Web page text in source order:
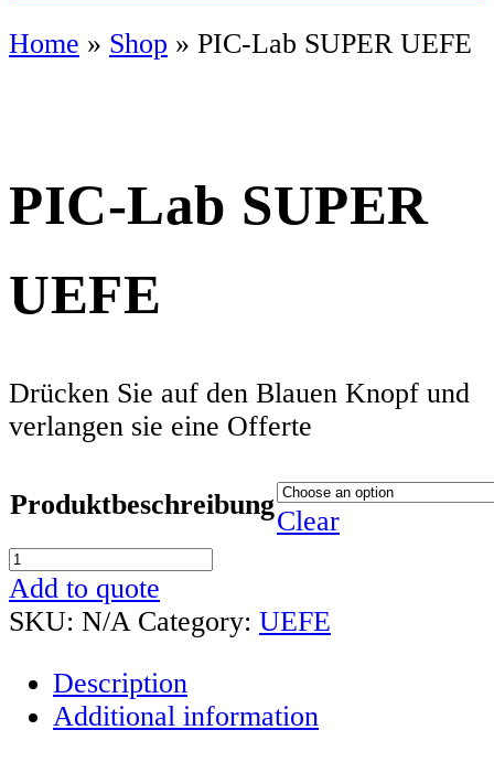
Home » Shop » PIC-Lab SUPER UEFE
PIC-Lab SUPER
UEFE
Drücken Sie auf den Blauen Knopf und
verlangen sie eine Offerte
Produktbeschreibung
Clear
PIC-
Lab
SUPER
quantity
Add to quote
SKU: N/A Category: UEFE
Description
Additional information